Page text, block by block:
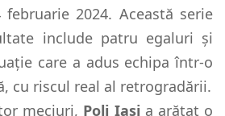
2024. Această serie
include patru egaluri și
care a adus echipa într-o
cu riscul real al retrogradării.
meciuri, Poli Iași a arătat o